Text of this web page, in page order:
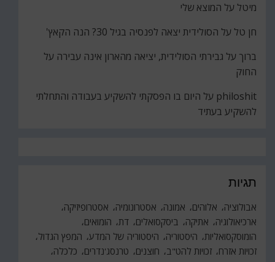
מיטל על המוצא שלי
חן טל על הסולידית יצאה לפנסיה בגיל 30? הנה הקאץ'
ברוך על גבירתי הסולידית, יציאה מהארון אינה עבירה על
החוק
philoshit על היום בו הפסקתי להשקיע בעבודה והתחלתי
להשקיע בעתיד
תגיות
אבולוציה אלוהים אמונה אסטרונומיה
אסטרופיזיקה
ארכיאולוגיה
אתיקה ביסקסואלים דת הומואים
הומוסקסואליות היסטוריה היסטוריה של המדע המפץ הגדול
זכויות אזרח זכויות להט"ב חוצנים טרנסג'נדרים
כלכלה